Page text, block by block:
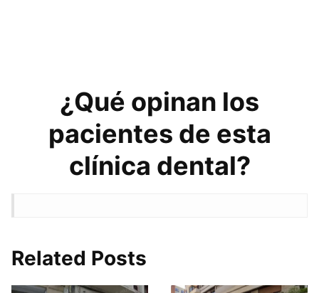
¿Qué opinan los
pacientes de esta
clínica dental?
Related Posts